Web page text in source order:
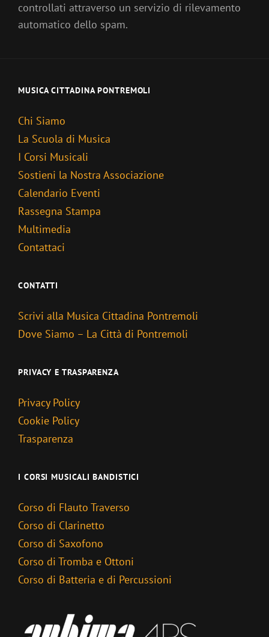
controllati attraverso un servizio di rilevamento
automatico dello spam.
MUSICA CITTADINA PONTREMOLI
Chi Siamo
La Scuola di Musica
I Corsi Musicali
Sostieni la Nostra Associazione
Calendario Eventi
Rassegna Stampa
Multimedia
Contattaci
CONTATTI
Scrivi alla Musica Cittadina Pontremoli
Dove Siamo – La Città di Pontremoli
PRIVACY E TRASPARENZA
Privacy Policy
Cookie Policy
Trasparenza
I CORSI MUSICALI BANDISTICI
Corso di Flauto Traverso
Corso di Clarinetto
Corso di Saxofono
Corso di Tromba e Ottoni
Corso di Batteria e di Percussioni